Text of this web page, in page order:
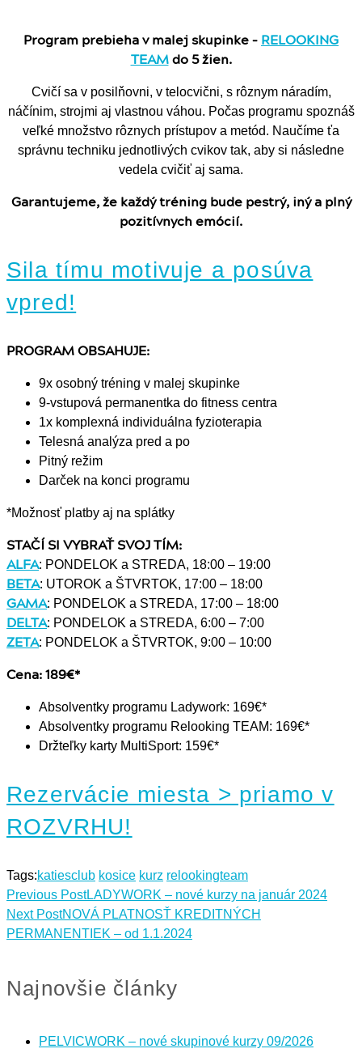
Program prebieha v malej skupinke – RELOOKING
TEAMdo 5 žien.
Cvičí sa v posilňovni, v telocvični, s rôznym náradím,
náčínim, strojmi aj vlastnou váhou. Počas programu spoznáš
veľké množstvo rôznych prístupov a metód. Naučíme ťa
správnu techniku jednotlivých cvikov tak, aby si následne
vedela cvičiť aj sama.
Garantujeme, že každý tréning bude pestrý, iný a plný
pozitívnych emócií.
Sila tímu motivuje a posúva
vpred!
PROGRAM OBSAHUJE:
9x osobný tréning v malej skupinke
9-vstupová permanentka do fitness centra
1x komplexná individuálna fyzioterapia
Telesná analýza pred a po
Pitný režim
Darček na konci programu
*Možnosť platby aj na splátky
STAČÍ SI VYBRAŤ SVOJ TÍM:
ALFA: PONDELOK a STREDA, 18:00 – 19:00
BETA: UTOROK a ŠTVRTOK, 17:00 – 18:00
GAMA: PONDELOK a STREDA, 17:00 – 18:00
DELTA: PONDELOK a STREDA, 6:00 – 7:00
ZETA: PONDELOK a ŠTVRTOK, 9:00 – 10:00
Cena: 189€*
Absolventky programu Ladywork: 169€*
Absolventky programu Relooking TEAM: 169€*
Držteľky karty MultiSport: 159€*
Rezervácie miesta > priamo v
ROZVRHU!
Tags:katiesclub kosice kurz relookingteam
Previous PostLADYWORK – nové kurzy na január 2024
Next PostNOVÁ PLATNOSŤ KREDITNÝCH
PERMANENTIEK – od 1.1.2024
Najnovšie články
PELVICWORK – nové skupinové kurzy 09/2026